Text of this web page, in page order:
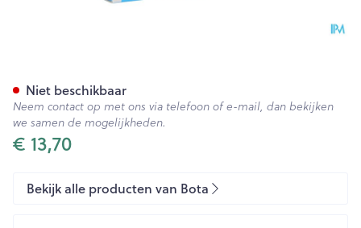
€ 13,70
Niet beschikbaar
Neem contact op met ons via telefoon of e-mail, dan bekijken
we samen de mogelijkheden.
Bekijk alle producten van Bota